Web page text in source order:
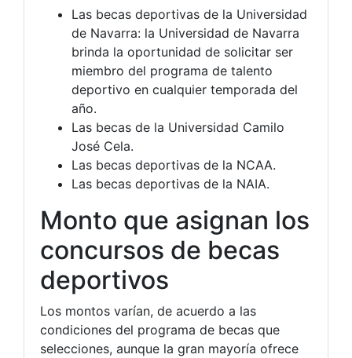
Las becas deportivas de la Universidad
de Navarra: la Universidad de Navarra
brinda la oportunidad de solicitar ser
miembro del programa de talento
deportivo en cualquier temporada del
año.
Las becas de la Universidad Camilo
José Cela.
Las becas deportivas de la NCAA.
Las becas deportivas de la NAIA.
Monto que asignan los
concursos de becas
deportivos
Los montos varían, de acuerdo a las
condiciones del programa de becas que
selecciones, aunque la gran mayoría ofrece